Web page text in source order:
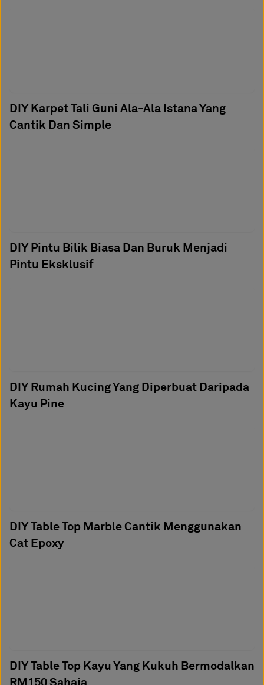
DIY Karpet Tali Guni Ala-Ala Istana Yang
Cantik Dan Simple
DIY Pintu Bilik Biasa Dan Buruk Menjadi
Pintu Eksklusif
DIY Rumah Kucing Yang Diperbuat Daripada
Kayu Pine
DIY Table Top Marble Cantik Menggunakan
Cat Epoxy
DIY Table Top Kayu Yang Kukuh Bermodalkan
RM150 Sahaja